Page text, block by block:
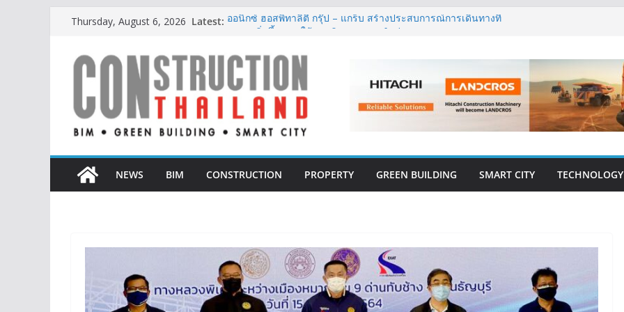
content
Thursday, August 6, 2026 Latest: ออนิกซ์ ฮอสพิทาลิตี้ กรุ๊ป – แกร็บ สร้างประสบการณ์การเดินทางที่
รับเมกะเทรนด์ Wellness Economy
ลลิล พร็อพเพอร์ตี้ ก้าวสู่ปีที่ 40 ยึดลูกค้าเป็นศูนย์กลาง เดินหน้า
สร้างการเติบโตอย่างยั่งยืน
IHG Hotels & Resorts เปิดตัว ฮอลิเดย์ อินน์ เอ็กซ์เพรส อ่าวนาง
แห่งแรกในกระบี่
ผู้เชี่ยวชาญด้านวิศวกรรมโครงสร้างเสนอแผนปฏิรูปมาตรฐาน
NEWS BIM CONSTRUCTION PROPERTY GREEN BUILDING SMART CITY TECHNOLOGY
CONSTRUCTION
THAILAND : VOL.33
(May-Jun 2026)